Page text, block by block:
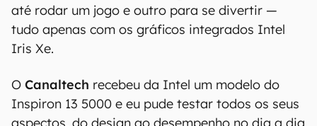
até rodar um jogo e outro para se divertir —
tudo apenas com os gráficos integrados Intel
Iris Xe.
O Canaltech recebeu da Intel um modelo do
Inspiron 13 5000 e eu pude testar todos os seus